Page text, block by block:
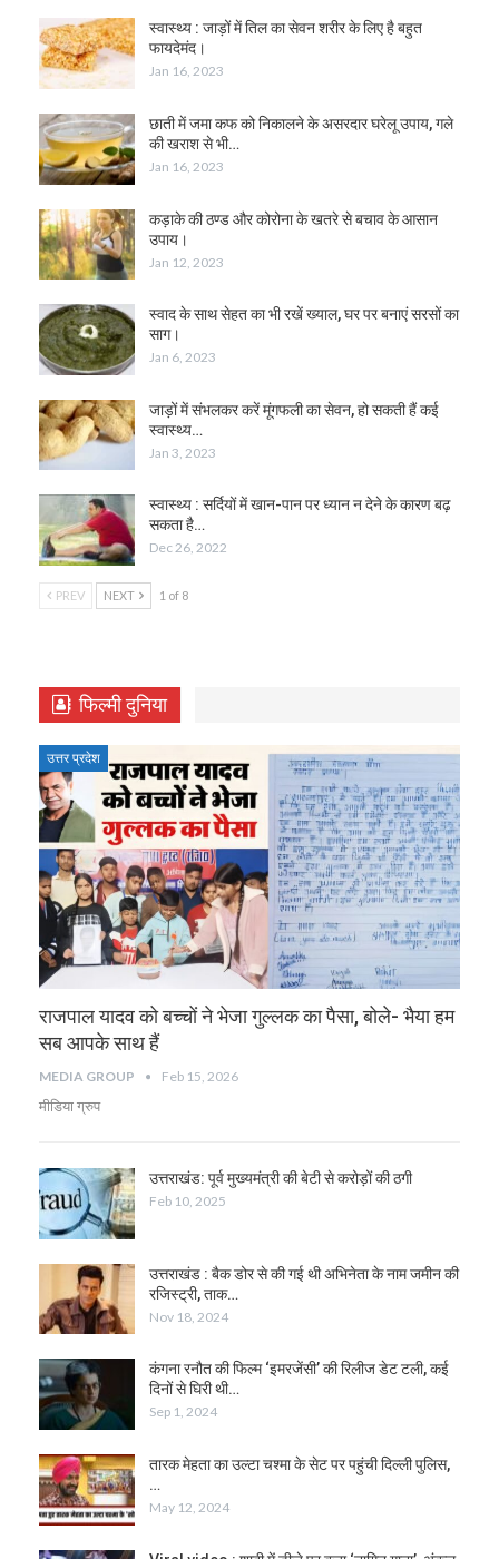
स्वास्थ्य : जाड़ों में तिल का सेवन शरीर के लिए है बहुत
फायदेमंद।
Jan 16, 2023
छाती में जमा कफ को निकालने के असरदार घरेलू उपाय, गले
की खराश से भी…
Jan 16, 2023
कड़ाके की ठण्ड और कोरोना के खतरे से बचाव के आसान
उपाय।
Jan 12, 2023
स्वाद के साथ सेहत का भी रखें ख्याल, घर पर बनाएं सरसों का
साग।
Jan 6, 2023
जाड़ों में संभलकर करें मूंगफली का सेवन, हो सकती हैं कई
स्वास्थ्य…
Jan 3, 2023
स्वास्थ्य : सर्दियों में खान-पान पर ध्यान न देने के कारण बढ़
सकता है…
Dec 26, 2022
PREV NEXT 1 of 8
फिल्मी दुनिया
उत्तर प्रदेश
राजपाल यादव को बच्चों ने भेजा गुल्लक का पैसा, बोले- भैया हम
सब आपके साथ हैं
MEDIA GROUP Feb 15, 2026
मीडिया ग्रुप
उत्तराखंड: पूर्व मुख्यमंत्री की बेटी से करोड़ों की ठगी
Feb 10, 2025
उत्तराखंड : बैक डोर से की गई थी अभिनेता के नाम जमीन की
रजिस्ट्री, ताक…
Nov 18, 2024
कंगना रनौत की फिल्म ‘इमरजेंसी’ की रिलीज डेट टली, कई
दिनों से घिरी थी…
Sep 1, 2024
तारक मेहता का उल्टा चश्मा के सेट पर पहुंची दिल्ली पुलिस,
…
May 12, 2024